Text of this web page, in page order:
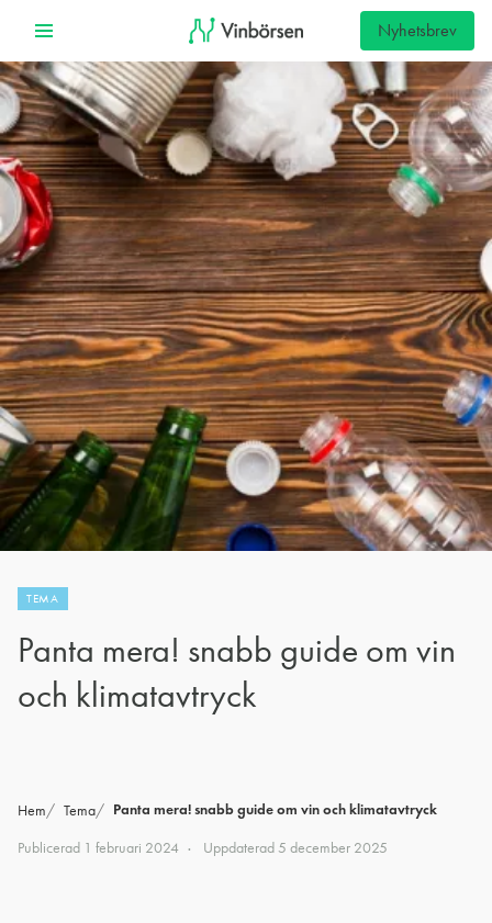
Nyhetsbrev
TEMA
Panta mera! snabb guide om vin
och klimatavtryck
Hem Tema Panta mera! snabb guide om vin och klimatavtryck
Publicerad 1 februari 2024 Uppdaterad5 december 2025